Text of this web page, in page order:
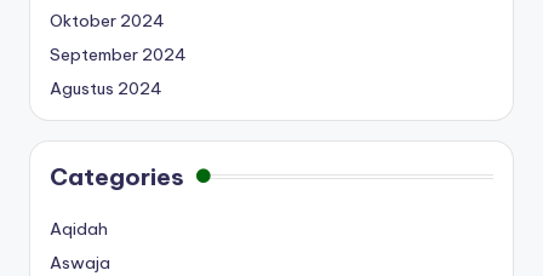
Oktober 2024
September 2024
Agustus 2024
Categories
Aqidah
Aswaja